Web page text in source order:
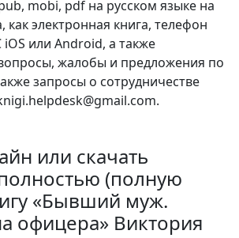
mobi, pdf на русском языке на
как электронная книга, телефон
или Android, а также
жалобы и предложения по
запросы о сотрудничестве
или скачать
(полную
«Бывший муж.
офицера» Виктория